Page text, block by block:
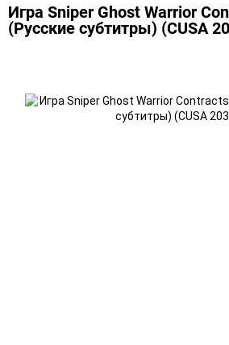
Игра Sniper Ghost Warrior
(Русские субтитры) (CUSA